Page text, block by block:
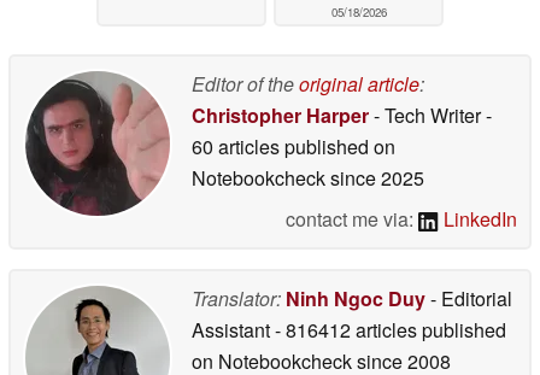
05/18/2026
Editor of theoriginal article:
Christopher Harper- Tech Writer-
60 articles published on
Notebookchecksince 2025
contact me via:
LinkedIn
Translator: Ninh Ngoc Duy- Editorial
Assistant- 816412 articles published
on Notebookchecksince 2008